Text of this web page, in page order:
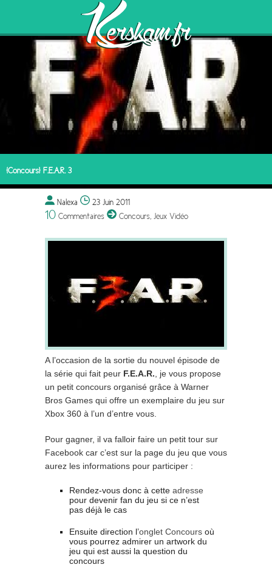
[Concours] F.E.A.R. 3
Nalexa 23 Juin 2011
10 Commentaires Concours Jeux Vidéo
A l’occasion de la sortie du nouvel épisode de
la série qui fait peur F.E.A.R., je vous propose
un petit concours organisé grâce à Warner
Bros Games qui offre un exemplaire du jeu sur
Xbox 360 à l’un d’entre vous.
Pour gagner, il va falloir faire un petit tour sur
Facebook car c’est sur la page du jeu que vous
aurez les informations pour participer :
Rendez-vous donc à cette adresse
pour devenir fan du jeu si ce n’est
pas déjà le cas
Ensuite direction l’onglet Concours où
vous pourrez admirer un artwork du
jeu qui est aussi la question du
concours